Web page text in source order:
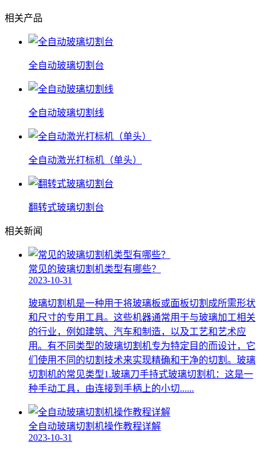
相关产品
全自动玻璃切割台
全自动玻璃切割线
全自动激光打标机（单头）
翻转式玻璃切割台
相关新闻
常见的玻璃切割机类型有哪些？
2023-10-31
玻璃切割机是一种用于将玻璃板或面板切割成所需形状
和尺寸的专用工具。这些机器通常用于与玻璃加工相关
的行业，例如建筑、汽车和制造，以及工艺和艺术应
用。有不同类型的玻璃切割机专为特定目的而设计，它
们使用不同的切割技术来实现精确和干净的切割。玻璃
切割机的常见类型1.玻璃刀手持式玻璃切割机：这是一
种手动工具，由连接到手柄上的小切......
全自动玻璃切割机操作教程详解
2023-10-31